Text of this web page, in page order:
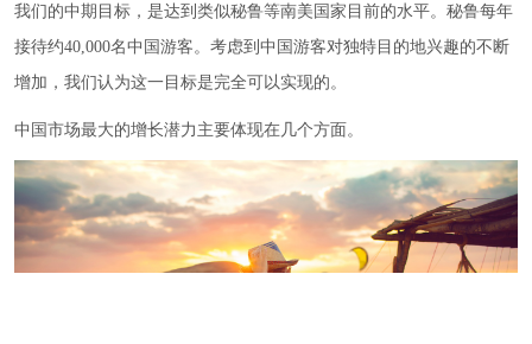
我们的中期目标，是达到类似秘鲁等南美国家目前的水平。秘鲁每年
接待约40,000名中国游客。考虑到中国游客对独特目的地兴趣的不断
增加，我们认为这一目标是完全可以实现的。
中国市场最大的增长潜力主要体现在几个方面。